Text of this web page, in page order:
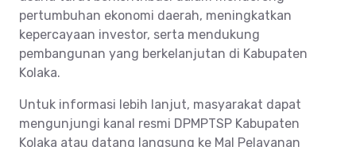
pertumbuhan ekonomi daerah, meningkatkan
kepercayaan investor, serta mendukung
pembangunan yang berkelanjutan di Kabupaten
Kolaka.
Untuk informasi lebih lanjut, masyarakat dapat
mengunjungi kanal resmi DPMPTSP Kabupaten
Kolaka atau datang langsung ke Mal Pelayanan